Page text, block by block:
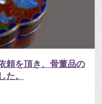
頼を頂き、骨董品の
た。